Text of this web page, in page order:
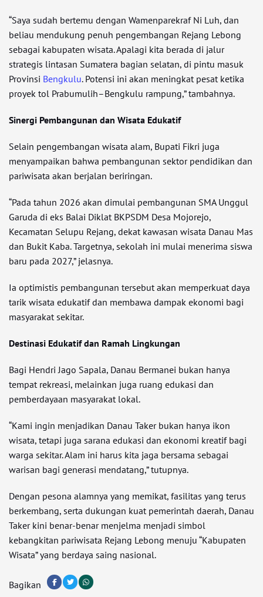
“Saya sudah bertemu dengan Wamenparekraf Ni Luh, dan
beliau mendukung penuh pengembangan Rejang Lebong
sebagai kabupaten wisata. Apalagi kita berada di jalur
strategis lintasan Sumatera bagian selatan, di pintu masuk
Provinsi Bengkulu. Potensi ini akan meningkat pesat ketika
proyek tol Prabumulih–Bengkulu rampung,” tambahnya.
Sinergi Pembangunan dan Wisata Edukatif
Selain pengembangan wisata alam, Bupati Fikri juga
menyampaikan bahwa pembangunan sektor pendidikan dan
pariwisata akan berjalan beriringan.
“Pada tahun 2026 akan dimulai pembangunan SMA Unggul
Garuda di eks Balai Diklat BKPSDM Desa Mojorejo,
Kecamatan Selupu Rejang, dekat kawasan wisata Danau Mas
dan Bukit Kaba. Targetnya, sekolah ini mulai menerima siswa
baru pada 2027,” jelasnya.
Ia optimistis pembangunan tersebut akan memperkuat daya
tarik wisata edukatif dan membawa dampak ekonomi bagi
masyarakat sekitar.
Destinasi Edukatif dan Ramah Lingkungan
Bagi Hendri Jago Sapala, Danau Bermanei bukan hanya
tempat rekreasi, melainkan juga ruang edukasi dan
pemberdayaan masyarakat lokal.
“Kami ingin menjadikan Danau Taker bukan hanya ikon
wisata, tetapi juga sarana edukasi dan ekonomi kreatif bagi
warga sekitar. Alam ini harus kita jaga bersama sebagai
warisan bagi generasi mendatang,” tutupnya.
Dengan pesona alamnya yang memikat, fasilitas yang terus
berkembang, serta dukungan kuat pemerintah daerah, Danau
Taker kini benar-benar menjelma menjadi simbol
kebangkitan pariwisata Rejang Lebong menuju “Kabupaten
Wisata” yang berdaya saing nasional.
Bagikan